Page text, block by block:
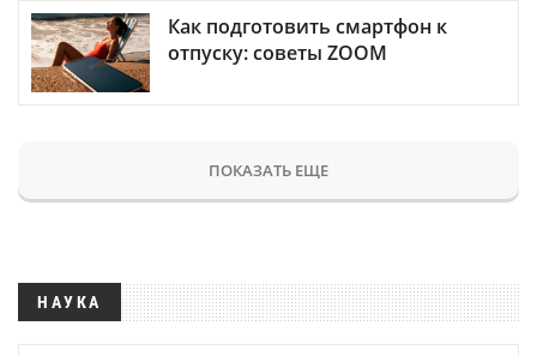
Как подготовить смартфон к
отпуску: советы ZOOM
ПОКАЗАТЬ ЕЩЕ
НАУКА